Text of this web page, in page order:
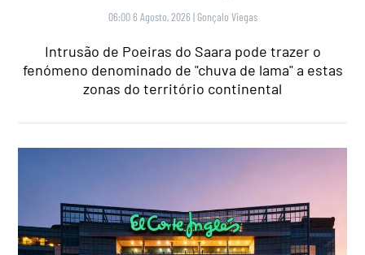
06:00 6 Agosto, 2026 | Gonçalo Viegas
Intrusão de Poeiras do Saara pode trazer o
fenómeno denominado de "chuva de lama" a estas
zonas do território continental